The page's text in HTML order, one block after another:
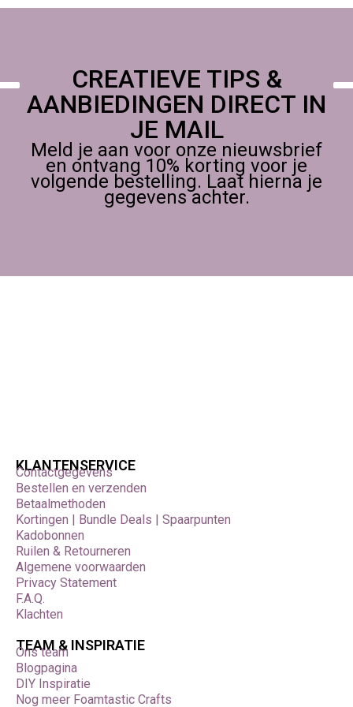
ons atelier of op een creatieve conventie,
CREATIEVE TIPS &
AANBIEDINGEN DIRECT IN
JE MAIL
Meld je aan voor onze nieuwsbrief
en ontvang 10% korting voor je
volgende bestelling. Laat hierna je
gegevens achter.
KLANTENSERVICE
Contactgegevens
Bestellen en verzenden
Betaalmethoden
Kortingen | Bundle Deals | Spaarpunten
Kadobonnen
Ruilen & Retourneren
Algemene voorwaarden
Privacy Statement
F.A.Q.
Klachten
TEAM & INSPIRATIE
Ons team
Blogpagina
DIY Inspiratie
Nog meer Foamtastic Crafts